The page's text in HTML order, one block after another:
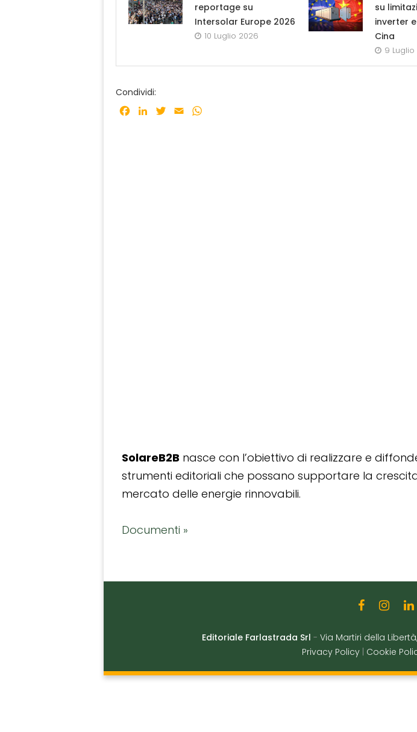
reportage su
Intersolar Europe 2026
10 Luglio 2026
su
inverter
Cina
9
Condividi:
Facebook
LinkedInTwitter
Email
SolareB2B nasce con l’obiettivo di realizzare e
strumenti editoriali che possano supportare la
mercato delle energie rinnovabili.
Documenti »
Editoriale Farlastrada Srl - Via Martiri della
Privacy Policy
Cookie